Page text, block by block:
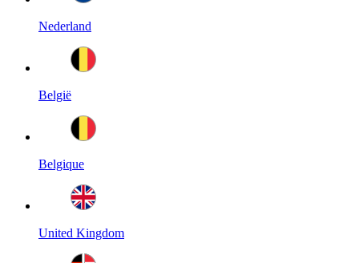
Nederland
België
Belgique
United Kingdom